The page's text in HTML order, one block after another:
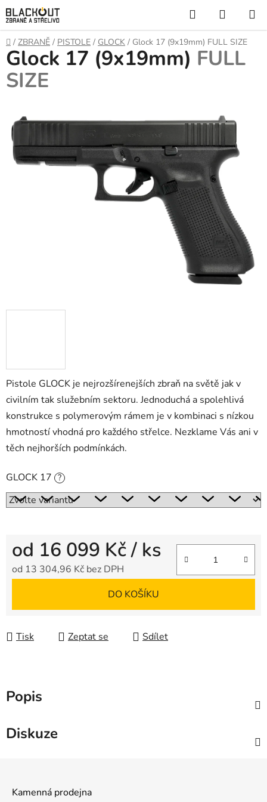
Přejít
na
obsah
Hledat
KOŠÍK
Domů
/ ZBRANĚ / PISTOLE / GLOCK / Glock 17 (9x19mm) FULL SIZE
Pistole GLOCK je nejrozšírenejších zbraň na světě jak v
civilním tak služebním sektoru. Jednoduchá a spolehlivá
konstrukce s polymerovým rámem je v kombinaci s nízkou
hmotností vhodná pro každého střelce. Nezklame Vás ani v
těch nejhorších podmínkách.
GLOCK 17 ?
od 16 099 Kč/ ks
od 13 304,96 Kč bez DPH
DO KOŠÍKU
Tisk Zeptat se Sdílet
Glock 17 (9x19mm) FULL
SIZE
Popis
Diskuze
Kamenná prodejna